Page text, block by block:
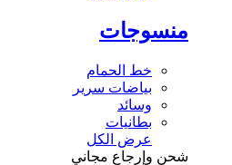
منسوجات
خط الحمام
بياضات سرير
وسائد
بطانيات
عرض الكل
شحن وإرجاع مجاني